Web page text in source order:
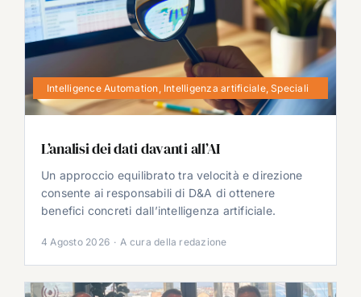
Intelligence Automation Intelligenza artificiale,Speciali
L’analisi dei dati davanti all’AI
Un approccio equilibrato tra velocità e direzione
consente ai responsabili di D&A di ottenere
benefici concreti dall’intelligenza artificiale.
4 Agosto 2026 · A cura della redazione